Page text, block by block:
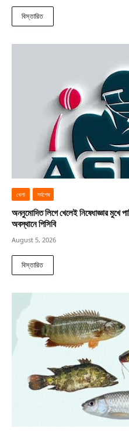
বিস্তারিত
খেলা সর্বশেষ
অননুমোদিত লিগে খেলেই নিষেধাজ্ঞার মুখে
অবস্থানে পিসিবি
August 5, 2026
বিস্তারিত